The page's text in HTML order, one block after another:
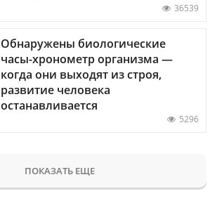
36539
Обнаружены биологические
часы-хронометр организма —
когда они выходят из строя,
развитие человека
останавливается
5296
ПОКАЗАТЬ ЕЩЕ